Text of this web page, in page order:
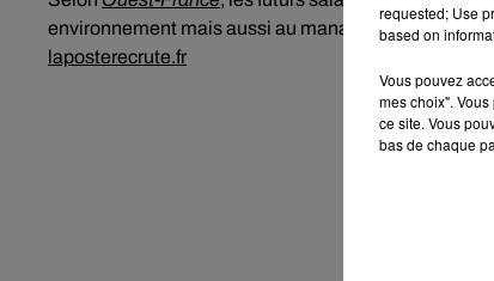
environnement mais aussi au management de la
laposterecrute.fr
requested; Use
based on
Vous pouvez
mes choix".
ce site. Vous
bas de chaque